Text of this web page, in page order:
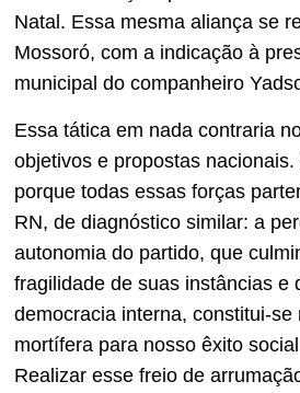
Natal. Essa mesma aliança se
Mossoró, com a indicação à
municipal do companheiro
Essa tática em nada contraria
objetivos e propostas nacionais.
porque todas essas forças
RN, de diagnóstico similar: a
autonomia do partido, que
fragilidade de suas instâncias e
democracia interna, constitui-se
mortífera para nosso êxito
Realizar esse freio de